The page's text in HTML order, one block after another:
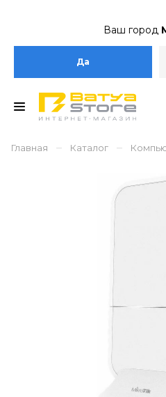
Ваш город
Да
Главная – Каталог –